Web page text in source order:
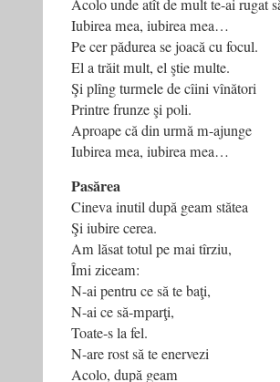
Acolo unde atît de mult te-ai rugat
Iubirea mea, iubirea mea…
Pe cer pădurea se joacă cu focul.
El a trăit mult, el ştie multe.
Şi plîng turmele de cîini vînători
Printre frunze şi poli.
Aproape că din urmă m-ajunge
Iubirea mea, iubirea mea…
Pasărea
Cineva inutil după geam stătea
Şi iubire cerea.
Am lăsat totul pe mai tîrziu,
Îmi ziceam:
N-ai pentru ce să te baţi,
N-ai ce să-mparţi,
Toate-s la fel.
N-are rost să te enervezi
Acolo, după geam